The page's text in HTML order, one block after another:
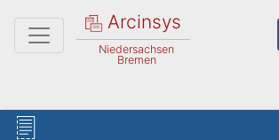
Arcinsys
Niedersachsen
Bremen